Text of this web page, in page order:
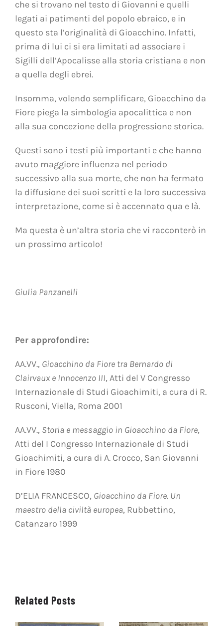
che si trovano nel testo di Giovanni e quelli
legati ai patimenti del popolo ebraico, e in
questo sta l’originalità di Gioacchino. Infatti,
prima di lui ci si era limitati ad associare i
Sigilli dell’Apocalisse alla storia cristiana e non
a quella degli ebrei.
Insomma, volendo semplificare, Gioacchino da
Fiore piega la simbologia apocalittica e non
alla sua concezione della progressione storica.
Questi sono i testi più importanti e che hanno
avuto maggiore influenza nel periodo
successivo alla sua morte, che non ha fermato
la diffusione dei suoi scritti e la loro successiva
interpretazione, come si è accennato qua e là.
Ma questa è un’altra storia che vi racconterò in
un prossimo articolo!
Giulia Panzanelli
Per approfondire:
AA.VV., Gioacchino da Fiore tra Bernardo di
Clairvaux e Innocenzo III, Atti del V Congresso
Internazionale di Studi Gioachimiti, a cura di R.
Rusconi, Viella, Roma 2001
AA.VV., Storia e messaggio in Gioacchino da Fiore,
Atti del I Congresso Internazionale di Studi
Gioachimiti, a cura di A. Crocco, San Giovanni
in Fiore 1980
D’ELIA FRANCESCO, Gioacchino da Fiore. Un
maestro della civiltà europea, Rubbettino,
Catanzaro 1999
Related Posts